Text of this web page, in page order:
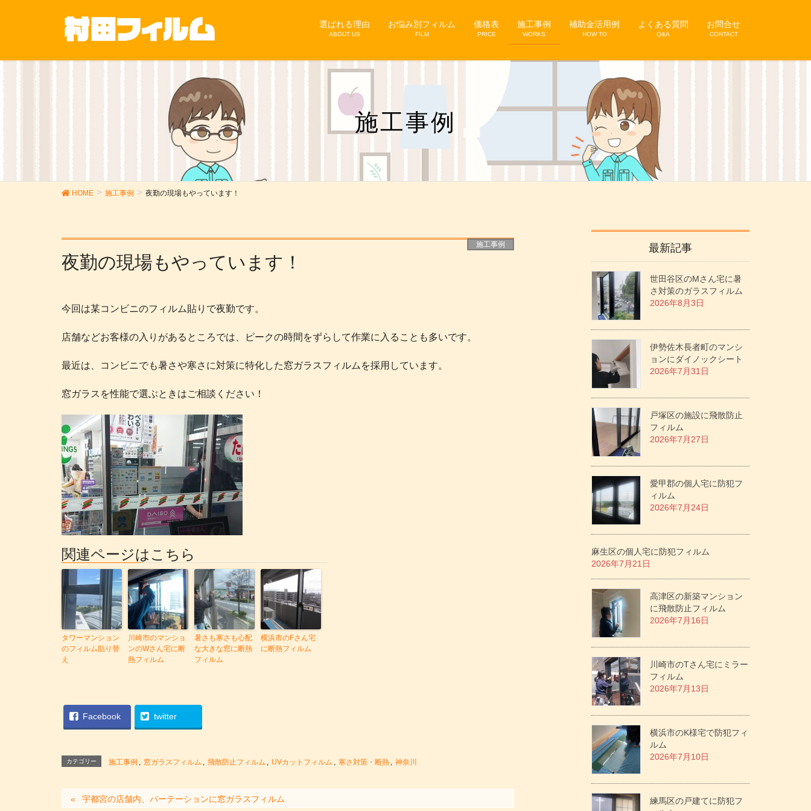
選ばれる理由
ABOUT US
お悩み別フィルム
FILM
価格表
PRICE
施工事例
WORKS
補助金活用例
HOW TO
よくある質問
Q&A
お問合せ
CONTACT
施工事例
HOME 施工事例 夜勤の現場もやっています！
施工事例
夜勤の現場もやっています！
今回は某コンビニのフィルム貼りで夜勤です。
店舗などお客様の入りがあるところでは、ピークの時間をずらして作業に入ることも多いです。
最近は、コンビニでも暑さや寒さに対策に特化した窓ガラスフィルムを採用しています。
窓ガラスを性能で選ぶときはご相談ください！
関連ページはこちら
タワーマンション
のフィルム貼り替
え
川崎市のマンショ
ンのWさん宅に断
熱フィルム
暑さも寒さも心配
な大きな窓に断熱
フィルム
横浜市のFさん宅
に断熱フィルム
Facebook twitter
カテゴリー 施工事例 窓ガラスフィルム 飛散防止フィルム UVカットフィルム 寒さ対策・断熱 神奈川
宇都宮の店舗内、パーテーションに窓ガラスフィルム
最新記事
世田谷区のMさん宅に暑
さ対策のガラスフィルム
2026年8月3日
伊勢佐木長者町のマンシ
ョンにダイノックシート
2026年7月31日
戸塚区の施設に飛散防止
フィルム
2026年7月27日
愛甲郡の個人宅に防犯フ
ィルム
2026年7月24日
麻生区の個人宅に防犯フィルム
2026年7月21日
高津区の新築マンション
に飛散防止フィルム
2026年7月16日
川崎市のTさん宅にミラー
フィルム
2026年7月13日
横浜市のK様宅で防犯フィ
ルム
2026年7月10日
練馬区の戸建てに防犯フ